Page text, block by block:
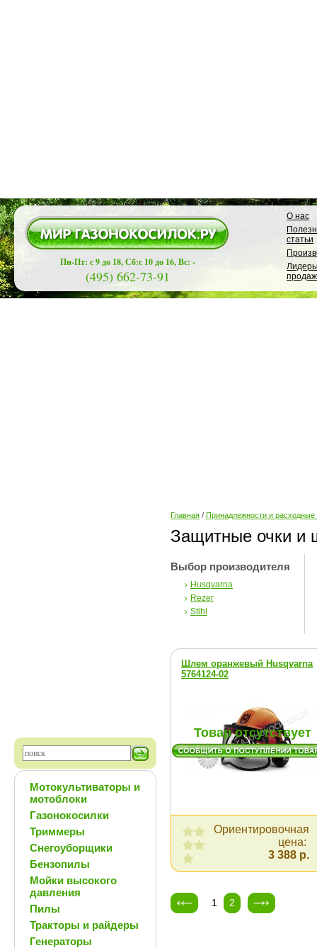
Пн-Пт: с 9 до 18, Сб:с 10 до 16, Вс: -
(495) 662-73-91
О нас
статьи
продаж
Мотокультиваторы и
мотоблоки
Газонокосилки
Триммеры
Снегоуборщики
Бензопилы
Мойки высокого
давления
Пилы
Тракторы и райдеры
Генераторы
Главная / Принадлежности и
Защитные очки и
Выбор производителя
Husqvarna
Rezer
Stihl
Шлем оранжевый Husqvarna
5764124-02
Товар отсутствует
Ориентировочная
цена:
3 388 р.
1 2